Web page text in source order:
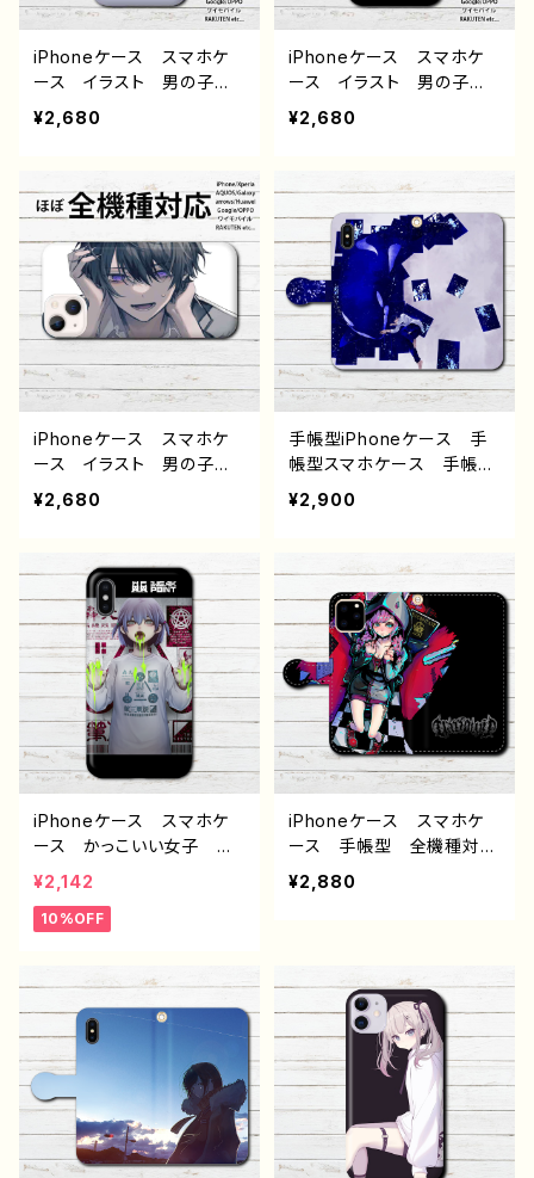
オリジナル デザイン グッ
ズ タイトル：黒野京 デザイ
ン53 作：黒野京
ズ タイトル：黒野京 デザイ
ン52 作：黒野京
iPhoneケース スマホケ
ース イラスト 男の子
かっこいい かわいい ゆ
るい ねこ イケメン お
5/14/13/12/11 AQUOS
Xperia Googlepixel
Galaxy Android アンド
ロイド ケース 少年 銀
髪 個性的 おすすめ 人
気 イラストレーター クリ
エイター 絵師 オリジナ
トル：黒野京 デザイン54
作：黒野京
¥2,680
iPhoneケース スマホケ
ース イラスト 男の子
かっこいい かわいい ゆ
るい ねこ イケメン お
5/14/13/12/11 AQUOS
Galaxy Android アンド
ロイド ケース 少年 銀
髪 個性的 おすすめ 人
気 イラストレーター クリ
エイター 絵師 オリジナ
ル デザイン グッズ タイ
トル：黒野京 デザイン55
作：黒野京
¥2,680
iPhoneケース スマホケ
ース イラスト 男の子
かっこいい イケメン エモ
い おしゃれ メンズ iPh
OS Xperia Googlepix
el Galaxy Android
アンドロイド ケース 少
年 黒髪 個性的 おすす
め 人気 イラストレータ
ー クリエイター 絵師
オリジナル デザイン グッ
ズ タイトル：黒野京 デザイ
ン56 作：黒野京
¥2,680
手帳型iPhoneケース 手
帳型スマホケース 手帳
型 全機種対応 イラス
ト 男の子 かっこいい
れ 動物 シャチ かわい
い エモい メンズ クー
ル 高校生 男子 iPh
one17/16/15/14/13 AQU
OS Xperia Googlepix
el Galaxy Android
アンドロイド ケース 個
性的 おすすめ 人気 イ
ラストレーター クリエイタ
ー 絵師 オリジナル デ
ザイン グッズ タイトル：
海へのキャンパス 作：しゅ
¥2,900
iPhoneケース スマホケ
ース かっこいい女子 お
しゃれ イラスト 病みか
わいい エモい 厨二病
クール iPhone15/14/13/1
ロイド ケース 人気 イ
ラストレーター 絵師 ク
リエイター オリジナル デ
ザイン グッズ タイトル：
無題 作：柴田ヰコ G-6
¥2,142
10%OFF
iPhoneケース スマホケ
ース 手帳型 全機種対
応 イラスト 可愛い女の
子 かっこいい女子 おし
4/13 AQUOS Xperia
Googlepixel Galaxy
Android アンドロイド
ケース ピアス タトゥ
ー 生足 フード パーカ
ー タイトスカート ツイン
テール 個性的 おすす
め 人気 イラストレータ
¥2,880